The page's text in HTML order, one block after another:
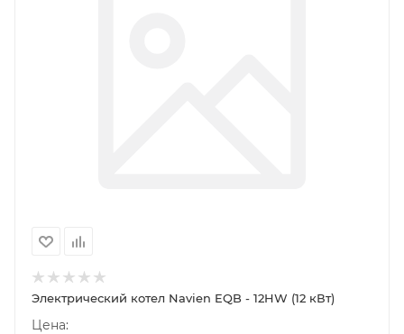
Электрический котел Navien EQB - 12HW (12 кВт)
Цена: